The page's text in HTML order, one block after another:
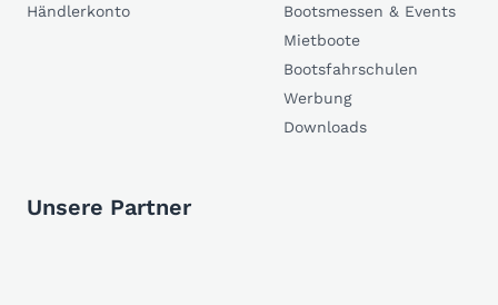
Händlerkonto
Bootsmessen & Events
Mietboote
Bootsfahrschulen
Werbung
Downloads
Unsere Partner